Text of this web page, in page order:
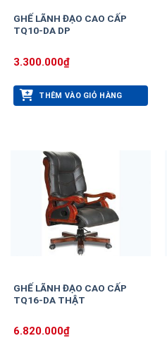
GHẾ LÃNH ĐẠO CAO CẤP
TQ10-DA DP
3.300.000₫
THÊM VÀO GIỎ HÀNG
GHẾ LÃNH ĐẠO CAO CẤP
TQ16-DA THẬT
6.820.000₫